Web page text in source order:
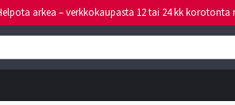
arkea – verkkokaupasta 12 tai 24 kk korotonta